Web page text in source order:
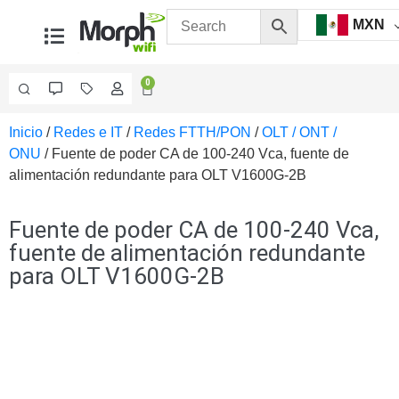
MXN
0
Videovigilancia
Accesorios
Generales
Ethernet y
Fibra Accesorios
para
Computadora
Inicio / Redes e IT / Redes FTTH/PON /OLT / ONT /
ONU / Fuente de poder CA de 100-240 Vca, fuente de
alimentación redundante para OLT V1600G-2B
Fuente de poder CA de 100-240 Vca,
fuente de alimentación redundante
para OLT V1600G-2B